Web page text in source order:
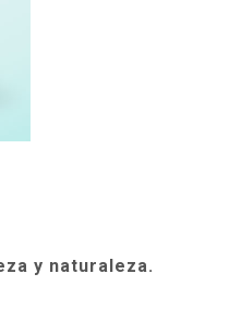
y naturaleza.